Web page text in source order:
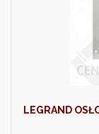
LEGRAND